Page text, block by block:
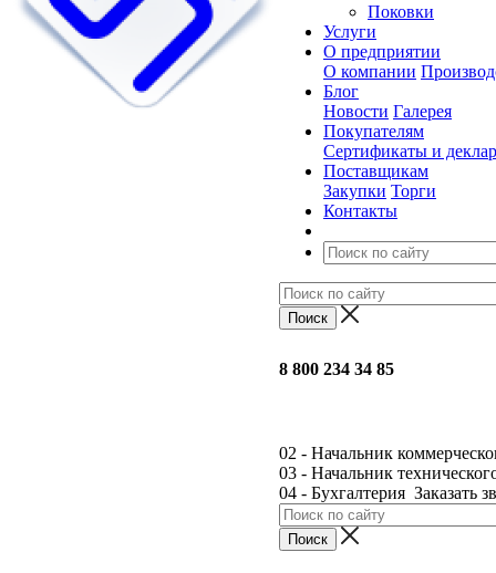
Поковки
Услуги
О предприятии
О компании
Блог
Новости Галерея
Покупателям
Сертификаты и
Поставщикам
Закупки Торги
Контакты
8 800 234 34 85
02 - Начальник
03 - Начальник
04 - Бухгалтерия Заказать